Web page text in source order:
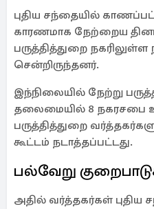
புதிய சந்தையில்
காரணமாக நேற்றைய
பருத்தித்துறை
சென்றிருந்தனர்.
இந்நிலையில் நேற்று
தலைமையில் 8 நகரசபை
பருத்தித்துறை
கூட்டம் நடாத்தப்பட்டது.
பல்வேறு
அதில் வர்த்தகர்கள் புதிய